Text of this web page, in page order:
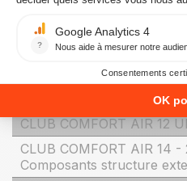
Composants structure
structure externe
CLUB COMFORT AIR 12
CLUB COMFORT AIR 12
CLUB COMFORT AIR 14 -
Composants structure